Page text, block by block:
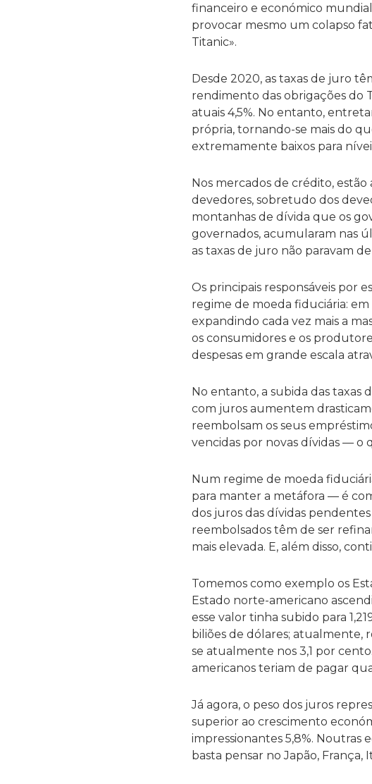
financeiro e económico
provocar mesmo um colapso
Titanic».
Desde 2020, as taxas de juro
rendimento das obrigações do
atuais 4,5%. No entanto,
própria, tornando-se mais do
extremamente baixos para
Nos mercados de crédito,
devedores, sobretudo dos
montanhas de dívida que os
governados, acumularam nas
as taxas de juro não paravam
Os principais responsáveis por
regime de moeda fiduciária: em
expandindo cada vez mais a
os consumidores e os
despesas em grande escala
No entanto, a subida das taxas
com juros aumentem
reembolsam os seus
vencidas por novas dívidas — o
Num regime de moeda
para manter a metáfora — é
dos juros das dívidas
reembolsados têm de ser
mais elevada. E, além disso,
Tomemos como exemplo os
Estado norte-americano
esse valor tinha subido para
biliões de dólares; atualmente,
se atualmente nos 3,1 por
americanos teriam de pagar
Já agora, o peso dos juros
superior ao crescimento
impressionantes 5,8%. Noutras
basta pensar no Japão, França,